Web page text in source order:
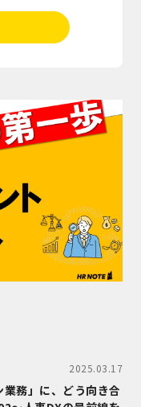
2025.03.17
務」に、どう向き合